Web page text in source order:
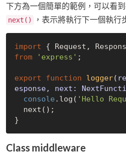
下方為一個簡單的範例，可以看
next() ，表示將執行下一個執行
import
from
'express' ;
export function logger(
esponse, next:
console .log( 'Hello
Class middleware